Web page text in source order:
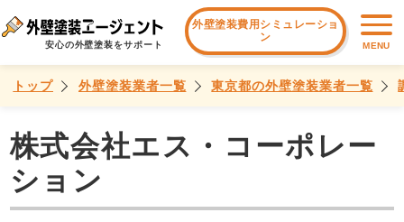
安心の外壁塗装をサポート
外壁塗装費用シミュレーショ
ン
MENU
トップ 外壁塗装業者一覧 東京都の外壁塗装業者一覧
株式会社エス・コーポレー
ション